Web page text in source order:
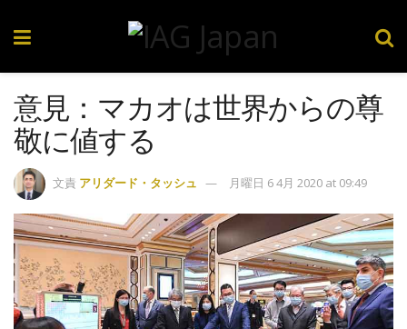
意見：マカオは世界からの尊
敬に値する
文責 アリダード・タッシュ 月曜日 6 4月 2020 at 09:49